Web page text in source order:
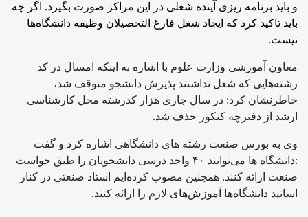
و باید برنامه ریزی آینده شغلی در این مراکز صورت بگیرد. اگر چه
باید تاکید کرد که ایجاد شغل فارغ التحصیلان وظیفه دانشگاه‌ها
نیست.
معاون آموزشی وزارت علوم با اشاره به اینکه امسال در کد
رشته‌هایی که شغل نداشتند پذیرش دانشجو متوقف شد،
خاطرنشان کرد: در سال جاری هزار کدرشته محل کارشناسی
ارشد از دفترچه کنکور حذف شد.
وی به بورس صنعت رشته های دانشگاهی اشاره کرد و گفت
:دانشگاه ها می‌توانند ۴۰ واحد درسی دانشجویان را طبق خواست
صنعت ارائه کنند. همچنین مصوب کرده‌ایم استاد صنعتی در کنار
اساتید دانشگاه‌ها آموزش‌های لازم را ارائه کنند.